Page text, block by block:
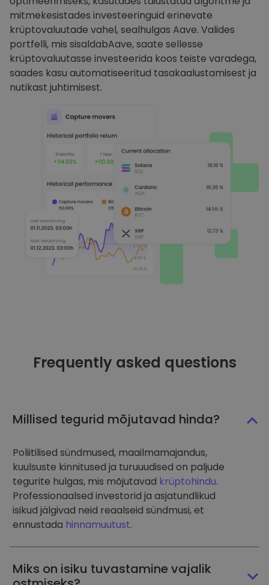
mitmekesistades investeeringuid erinevate
krüptovaluutade vahel, sealhulgas Aave. Valides
portfelli, mis sisaldabAave, saate sellesse
krüptovaluutasse investeerida koos teiste varadega,
saades kasu automatiseeritud tasakaalustamisest ja
nutikast juhtimisest.
Frequently asked questions
Millised tegurid mõjutavad hinda?
Poliitilised sündmused, maailmamajandus,
kuulsuste kinnitused ja turuuudised on paljude
tegurite hulgas, mis mõjutavad krüptohindu.
Professionaalsed investorid ja asjatundlikud
isikud jälgivad neid reaalseid sündmusi, et
ennustada hinnamuutust.
Miks on isiku tuvastamine vajalik